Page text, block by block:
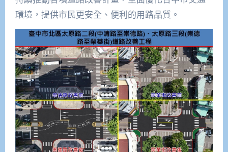
環境，提供市民更安全、便利的用路品質。